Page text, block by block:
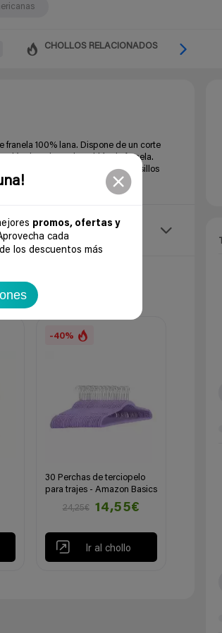
promos, ofertas y
cada
los descuentos más
CHOLLOS RELACIONADOS
100% lana. Dispone de un corte
de traje azul también de franela.
Pantalón sin pinzas con dos bolsillos
-40%
30 Perchas de terciopelo
para trajes - Amazon Basics
24,25€
14,55€
Ir al chollo